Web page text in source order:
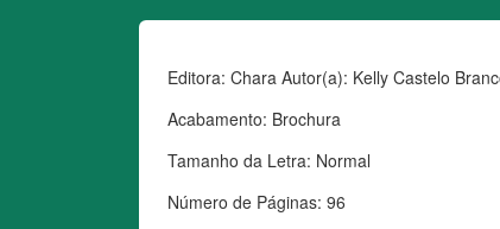
Editora: Chara Autor(a): Kelly Castelo
Acabamento: Brochura
Tamanho da Letra: Normal
Número de Páginas: 96